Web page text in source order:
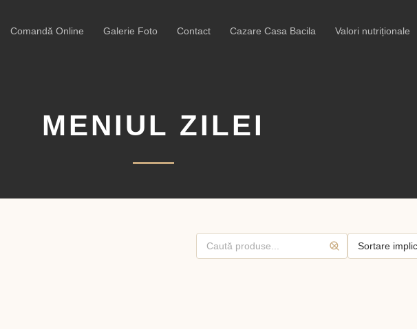
Comandă Online Galerie Foto Contact Cazare Casa Bacila Valori nutriționale
MENIUL ZILEI